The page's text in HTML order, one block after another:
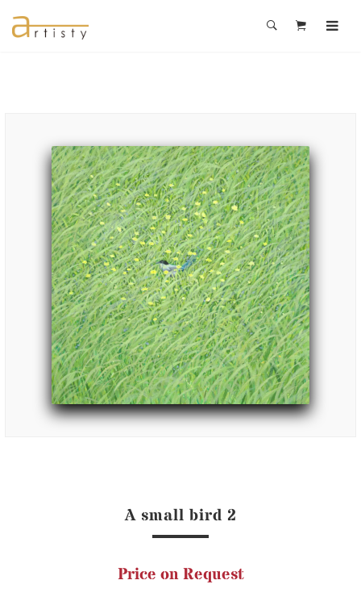
A small bird 2
Price on Request